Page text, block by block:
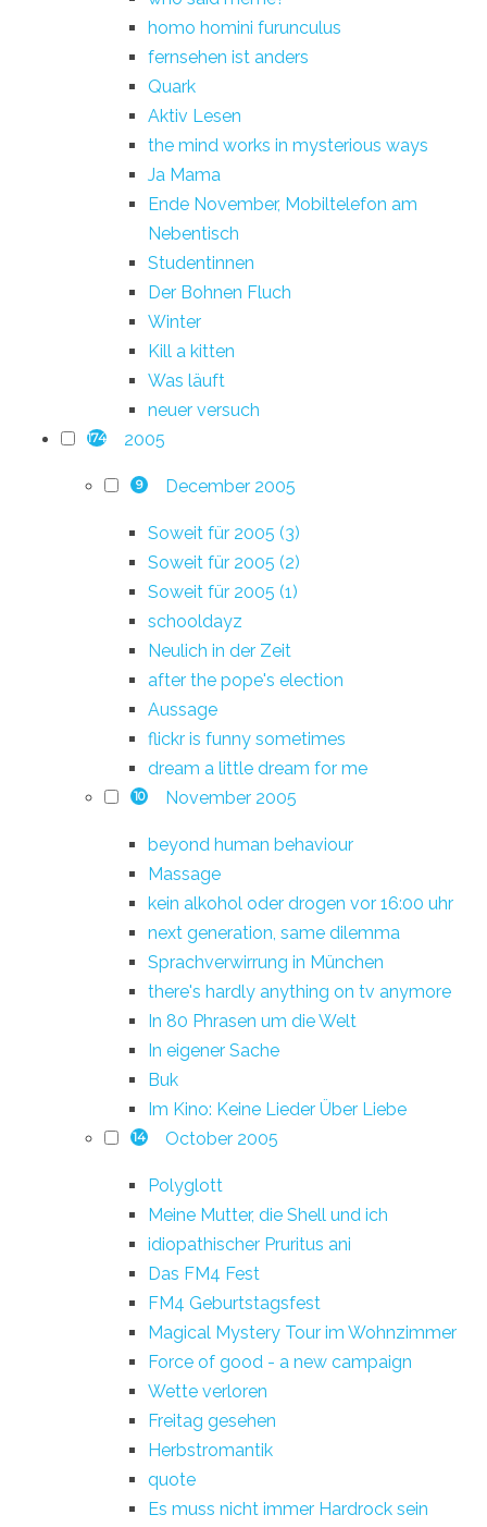
homo homini furunculus
fernsehen ist anders
Quark
Aktiv Lesen
the mind works in mysterious ways
Ja Mama
Ende November, Mobiltelefon am
Nebentisch
Studentinnen
Der Bohnen Fluch
Winter
Kill a kitten
Was läuft
neuer versuch
174 2005
9 December 2005
Soweit für 2005 (3)
Soweit für 2005 (2)
Soweit für 2005 (1)
schooldayz
Neulich in der Zeit
after the pope's election
Aussage
flickr is funny sometimes
dream a little dream for me
10 November 2005
beyond human behaviour
Massage
kein alkohol oder drogen vor 16:00 uhr
next generation, same dilemma
Sprachverwirrung in München
there's hardly anything on tv anymore
In 80 Phrasen um die Welt
In eigener Sache
Buk
Im Kino: Keine Lieder Über Liebe
14 October 2005
Polyglott
Meine Mutter, die Shell und ich
idiopathischer Pruritus ani
Das FM4 Fest
FM4 Geburtstagsfest
Magical Mystery Tour im Wohnzimmer
Force of good - a new campaign
Wette verloren
Freitag gesehen
Herbstromantik
quote
Es muss nicht immer Hardrock sein